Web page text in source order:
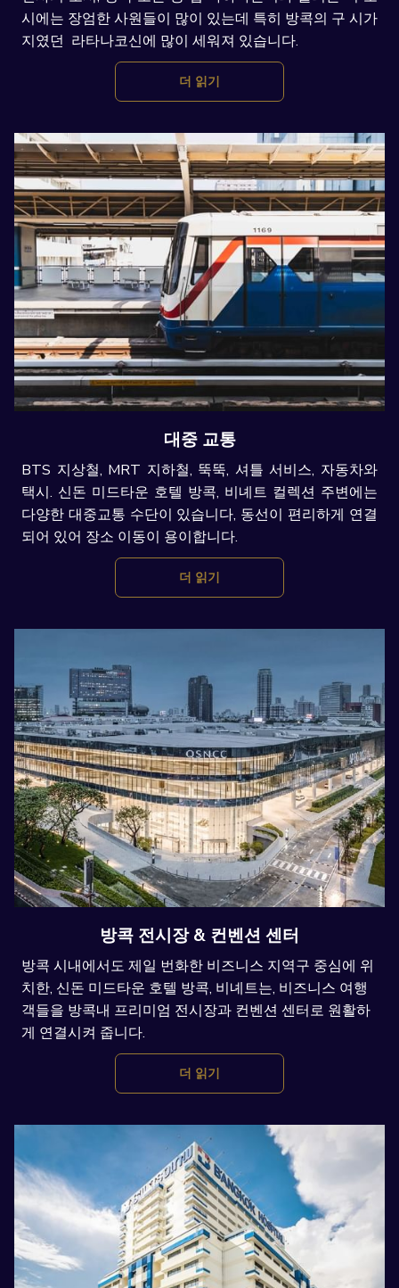
시에는 장엄한 사원들이 많이 있는데 특히 방콕의 구 시가
지였던 라타나코신에 많이 세워져 있습니다.
더 읽기
대중 교통
BTS 지상철, MRT 지하철, 뚝뚝, 셔틀 서비스, 자동차와
택시. 신돈 미드타운 호텔 방콕, 비녜트 컬렉션 주변에는
다양한 대중교통 수단이 있습니다, 동선이 편리하게 연결
되어 있어 장소 이동이 용이합니다.
더 읽기
방콕 전시장 & 컨벤션 센터
방콕 시내에서도 제일 번화한 비즈니스 지역구 중심에 위
치한, 신돈 미드타운 호텔 방콕, 비녜트는, 비즈니스 여행
객들을 방콕내 프리미엄 전시장과 컨벤션 센터로 원활하
게 연결시켜 줍니다.
더 읽기